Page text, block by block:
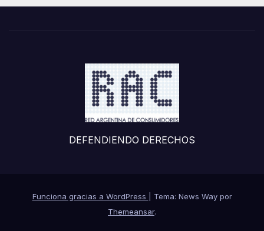
DEFENDIENDO DERECHOS
Funciona gracias a WordPress
Tema: News Way por
Themeansar.